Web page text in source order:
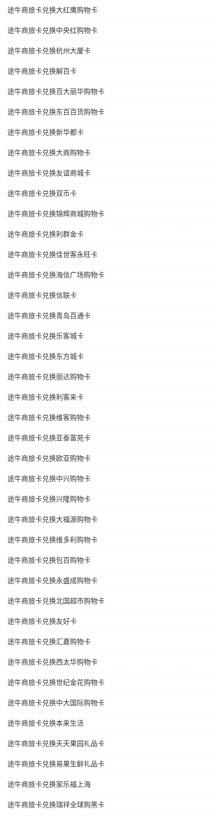
途牛商旅卡兑换大红鹰购物卡
途牛商旅卡兑换中央红购物卡
途牛商旅卡兑换杭州大厦卡
途牛商旅卡兑换解百卡
途牛商旅卡兑换百大丽华购物卡
途牛商旅卡兑换东百百货购物卡
途牛商旅卡兑换新华都卡
途牛商旅卡兑换大商购物卡
途牛商旅卡兑换友谊商城卡
途牛商旅卡兑换双币卡
途牛商旅卡兑换锦辉商城购物卡
途牛商旅卡兑换利群金卡
途牛商旅卡兑换佳世客永旺卡
途牛商旅卡兑换海信广场购物卡
途牛商旅卡兑换信联卡
途牛商旅卡兑换青岛百通卡
途牛商旅卡兑换乐客城卡
途牛商旅卡兑换东方城卡
途牛商旅卡兑换丽达购物卡
途牛商旅卡兑换利客来卡
途牛商旅卡兑换维客购物卡
途牛商旅卡兑换亚泰富苑卡
途牛商旅卡兑换欧亚购物卡
途牛商旅卡兑换中兴购物卡
途牛商旅卡兑换兴隆购物卡
途牛商旅卡兑换大福源购物卡
途牛商旅卡兑换维多利购物卡
途牛商旅卡兑换包百购物卡
途牛商旅卡兑换永盛成购物卡
途牛商旅卡兑换北国超市购物卡
途牛商旅卡兑换友好卡
途牛商旅卡兑换汇嘉购物卡
途牛商旅卡兑换西太华购物卡
途牛商旅卡兑换世纪金花购物卡
途牛商旅卡兑换中大国际购物卡
途牛商旅卡兑换本来生活
途牛商旅卡兑换天天果园礼品卡
途牛商旅卡兑换易果生鲜礼品卡
途牛商旅卡兑换家乐福上海
途牛商旅卡兑换瑞祥全球购黑卡